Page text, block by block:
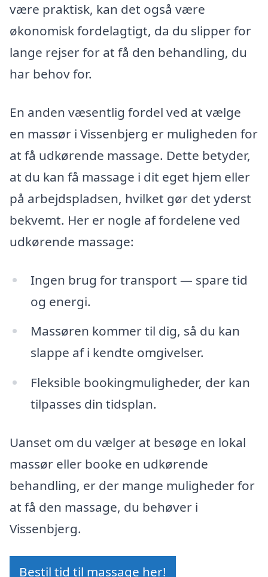
være praktisk, kan det også være
økonomisk fordelagtigt, da du slipper for
lange rejser for at få den behandling, du
har behov for.
En anden væsentlig fordel ved at vælge
en massør i Vissenbjerg er muligheden for
at få udkørende massage. Dette betyder,
at du kan få massage i dit eget hjem eller
på arbejdspladsen, hvilket gør det yderst
bekvemt. Her er nogle af fordelene ved
udkørende massage:
Ingen brug for transport — spare tid
og energi.
Massøren kommer til dig, så du kan
slappe af i kendte omgivelser.
Fleksible bookingmuligheder, der kan
tilpasses din tidsplan.
Uanset om du vælger at besøge en lokal
massør eller booke en udkørende
behandling, er der mange muligheder for
at få den massage, du behøver i
Vissenbjerg.
Bestil tid til massage her!